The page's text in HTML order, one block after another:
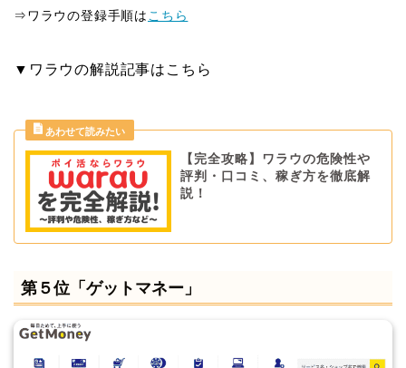
⇒ワラウの登録手順は こちら
▼ワラウの解説記事はこちら
【完全攻略】ワラウの危険性や
評判・口コミ、稼ぎ方を徹底解
説！
第５位「ゲットマネー」